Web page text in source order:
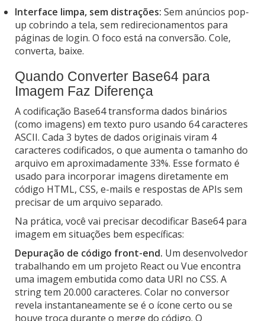
Interface limpa, sem distrações: Sem anúncios pop-
up cobrindo a tela, sem redirecionamentos para
páginas de login. O foco está na conversão. Cole,
converta, baixe.
Quando Converter Base64 para
Imagem Faz Diferença
A codificação Base64 transforma dados binários
(como imagens) em texto puro usando 64 caracteres
ASCII. Cada 3 bytes de dados originais viram 4
caracteres codificados, o que aumenta o tamanho do
arquivo em aproximadamente 33%. Esse formato é
usado para incorporar imagens diretamente em
código HTML, CSS, e-mails e respostas de APIs sem
precisar de um arquivo separado.
Na prática, você vai precisar decodificar Base64 para
imagem em situações bem específicas:
Depuração de código front-end. Um desenvolvedor
trabalhando em um projeto React ou Vue encontra
uma imagem embutida como data URI no CSS. A
string tem 20.000 caracteres. Colar no conversor
revela instantaneamente se é o ícone certo ou se
houve troca durante o merge do código. O